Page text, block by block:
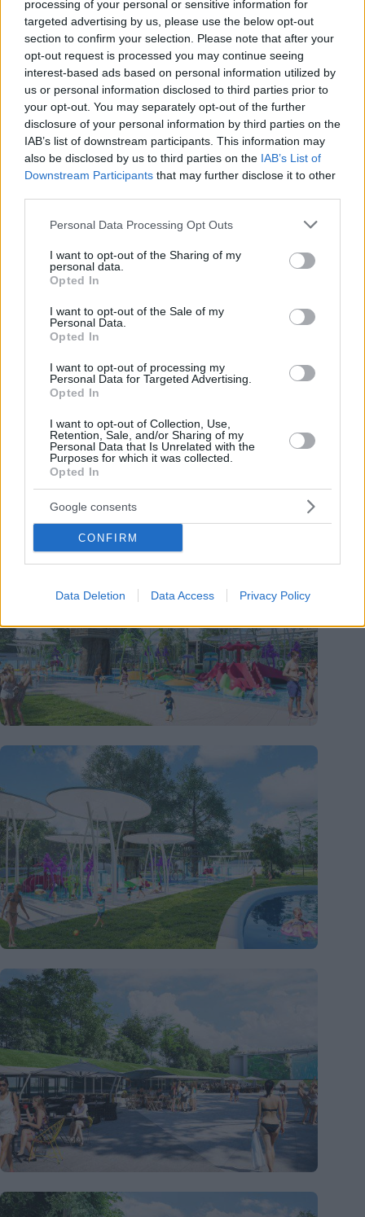
processing of your personal or sensitive information for
targeted advertising by us, please use the below opt-out
section to confirm your selection. Please note that after your
opt-out request is processed you may continue seeing
interest-based ads based on personal information utilized by
us or personal information disclosed to third parties prior to
your opt-out. You may separately opt-out of the further
disclosure of your personal information by third parties on the
IAB’s list of downstream participants. This information may
also be disclosed by us to third parties on the IAB’s List of
Downstream Participants that may further disclose it to other
Please note that this website/app uses one or more Google
not limited to your visit or usage behaviour. You may click to
grant or deny consent to Google and its third-party tags to
use your data for below specified purposes in below Google
consent section.
Personal Data Processing Opt Outs
I want to opt-out of the Sharing of my
personal data.
Opted In
I want to opt-out of the Sale of my
Personal Data.
Opted In
I want to opt-out of processing my
Personal Data for Targeted Advertising.
Opted In
I want to opt-out of Collection, Use,
Retention, Sale, and/or Sharing of my
Personal Data that Is Unrelated with the
Purposes for which it was collected.
Opted In
Google consents
CONFIRM
Data Deletion Data Access Privacy Policy
passerella sulla quale saranno presenti negozi con ingresso su
entrambi i lati Tra il nuovo bagno e il vicino Aquaticum verrà
lasciata vuota una striscia di terreno per la successiva
costruzione dell’hotel.
Alpár Gyopáros, commissario governativo per lo sviluppo
degli insediamenti moderni, ha affermato che le 23 città con
diritti di contea raggiungeranno uno sviluppo di 11,5 miliardi
di euro. Lajos Kósa, membro del Parlamento di Fidesz, ha
sottolineato che il bagno di Nagyerd the sarà il bagno più
innovativo dell’Ungheria. Il sindaco di László Papp (Fidesz-
KDNP) ha raccontato i precedenti sviluppi precedentemente
beneficiare dei loro fattori curativi, leggi QUESTO
articolo
sullo stabilimento termale più famoso dell’Ungheria.